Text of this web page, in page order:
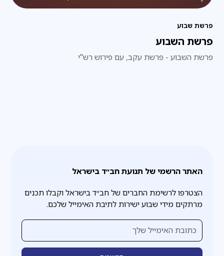
פרשת שבוע
פרשת השבוע
פרשת השבוע - פרשת עקב, עם פירוש רש"י
האתר הרשמי של תנועת חב״ד בישראל
הצטרפו לרשימת החברים של חב״ד בישראל וקבלו תכנים
מרתקים מידי שבוע ישירות לתיבת האימייל שלכם.